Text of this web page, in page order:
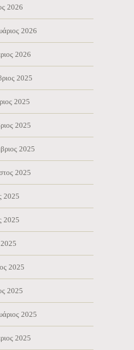
2026
2026
2026
2025
2025
2025
2025
2025
2025
2025
2025
2025
2025
2025